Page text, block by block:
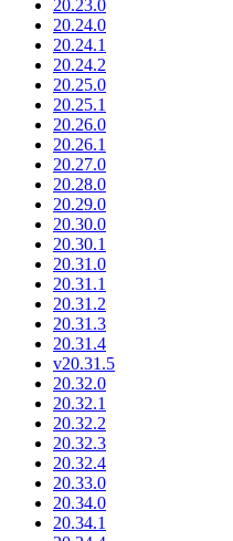
20.23.0
20.24.0
20.24.1
20.24.2
20.25.0
20.25.1
20.26.0
20.26.1
20.27.0
20.28.0
20.29.0
20.30.0
20.30.1
20.31.0
20.31.1
20.31.2
20.31.3
20.31.4
v20.31.5
20.32.0
20.32.1
20.32.2
20.32.3
20.32.4
20.33.0
20.34.0
20.34.1